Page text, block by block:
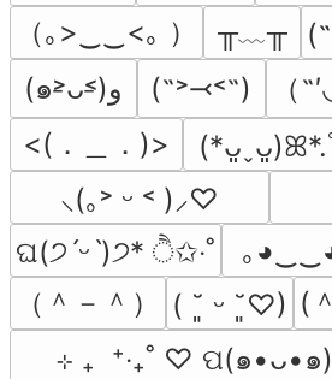
（｡>‿‿<｡ ）
╥﹏╥
(๑˃̵ᴗ˂̵)و
(˶˃⤙˂˶) （
<(．＿．)>
(*ᴗ͈ˬᴗ͈)ꕤ*.
⸜(｡˃ ᵕ ˂ )⸝♡
ଘ(੭ˊᵕˋ)੭* ੈ✩‧˚
｡
（＾－＾）
( ˘͈ ᵕ ˘͈♡) (
⊹ ₊  ⁺‧₊˚ ♡ ପ(๑•ᴗ•๑